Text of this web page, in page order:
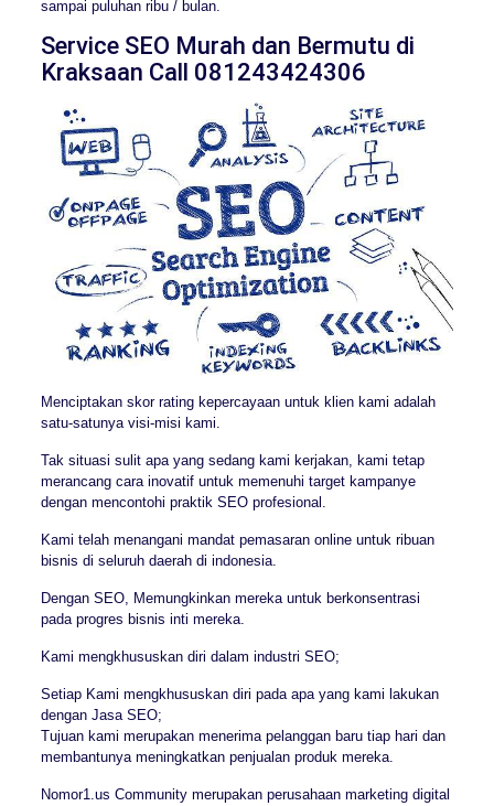
sampai puluhan ribu / bulan.
Service SEO Murah dan Bermutu di
Kraksaan Call 081243424306
Menciptakan skor rating kepercayaan untuk klien kami adalah
satu-satunya visi-misi kami.
Tak situasi sulit apa yang sedang kami kerjakan, kami tetap
merancang cara inovatif untuk memenuhi target kampanye
dengan mencontohi praktik SEO profesional.
Kami telah menangani mandat pemasaran online untuk ribuan
bisnis di seluruh daerah di indonesia.
Dengan SEO, Memungkinkan mereka untuk berkonsentrasi
pada progres bisnis inti mereka.
Kami mengkhususkan diri dalam industri SEO;
Setiap Kami mengkhususkan diri pada apa yang kami lakukan
dengan Jasa SEO;
Tujuan kami merupakan menerima pelanggan baru tiap hari dan
membantunya meningkatkan penjualan produk mereka.
Nomor1.us Community merupakan perusahaan marketing digital